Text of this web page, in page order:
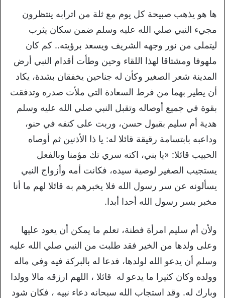
ها هو يذهب صبيحة كل يوم مع ثلة من اترابه ينتظرون
مجيء النبي صلي الله عليه وسلم ضمن سكان يثرب
ليتملى من نور وجهه الشريف ويسعد برؤيته.. كم كان
ملهوفا ومشتاقا لهذا اللقاء وحين وطأت أقدام النبي أرض
المدينة شعر الصغير وكأن له جناحين يخفقان بشدة، يكاد
أن يطير بهما من فرط السعادة التي ملأت صدره وتدفقت
بقوة في جميع أوصاله وتقبل النبي صلي الله عليه وسلم
هدية أم سليم بقبول حسن، وربت على كتفه في حنو،
وداعبه بابتسامة رقيقة قائلا له: يا ذا الأذنين ثم أوصاه
الحبيب قائلا: «يا بني، اکته سري تك مؤمنا وبالفعل
يستجيب الصغير لوصية سيده، فكانت أمه وأزواج النبي
يسألونه عن سر رسول الله فلا يخبرهم به قائلا لهم ما أنا
مخبر بسر رسول الله أحدا أبدا.
ولأن أم سليم امرأة فطنة، تعلم ما يمكن أن يعود عليها
وعلى ولدها من الخير فقد طلبت من النبي صلي الله عليه
وسلم أن يدعو الله لولدها، فدعا له بالبركة فيه وفي ماله
وولده وكان كثيرا ما يدعو له قائلا ، اللهم ارزقه مالا وولدا
وبارك له. وقد استجاب الله سبحانه دعاء نبيه ، فكان شود